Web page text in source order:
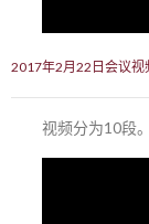
2017年2月22日会议视
视频分为10段。